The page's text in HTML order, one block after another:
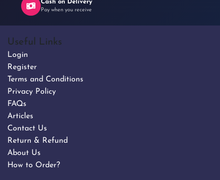
Cash on Delivery
Pay when you receive
Useful Links
Login
Register
Terms and Conditions
Privacy Policy
FAQs
Articles
Contact Us
Return & Refund
About Us
How to Order?